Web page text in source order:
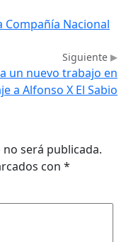
Compañía Nacional
Siguiente
un nuevo trabajo en
a Alfonso X El Sabio
será publicada.
con *